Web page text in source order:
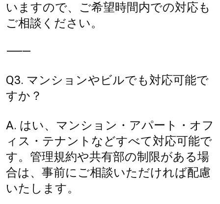
いますので、ご希望時間内での対応も
ご相談ください。
⸻
Q3. マンションやビルでも対応可能で
すか？
A. はい、マンション・アパート・オフ
ィス・テナントなどすべて対応可能で
す。管理規約や共有部の制限がある場
合は、事前にご相談いただければ配慮
いたします。